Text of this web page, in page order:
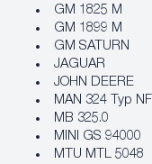
GM 1825 M
GM 1899 M
GM SATURN
JAGUAR
JOHN DEERE
MAN 324 Typ NF
MB 325.0
MINI GS 94000
MTU MTL 5048